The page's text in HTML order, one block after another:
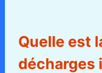
Quelle est
décharges